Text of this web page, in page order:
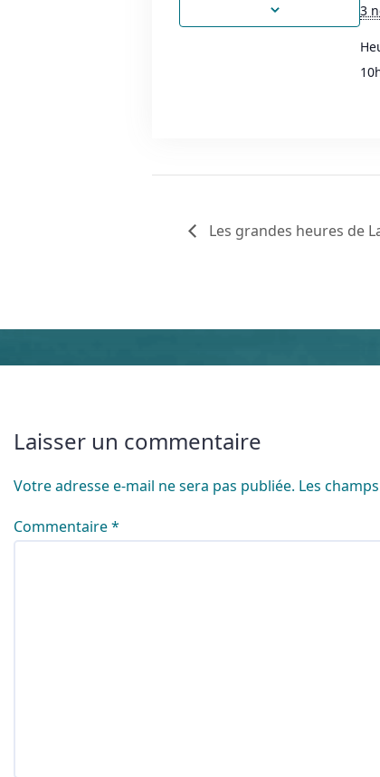
3
Les grandes heures de
Laisser un commentaire
Votre adresse e-mail ne sera pas publiée. Les
Commentaire*